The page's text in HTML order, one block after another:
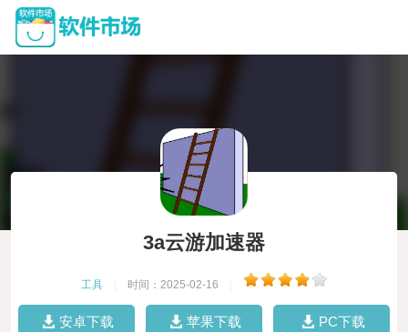
3a云游加速器
工具 时间：2025-02-16
安卓下载 苹果下载 PC下载